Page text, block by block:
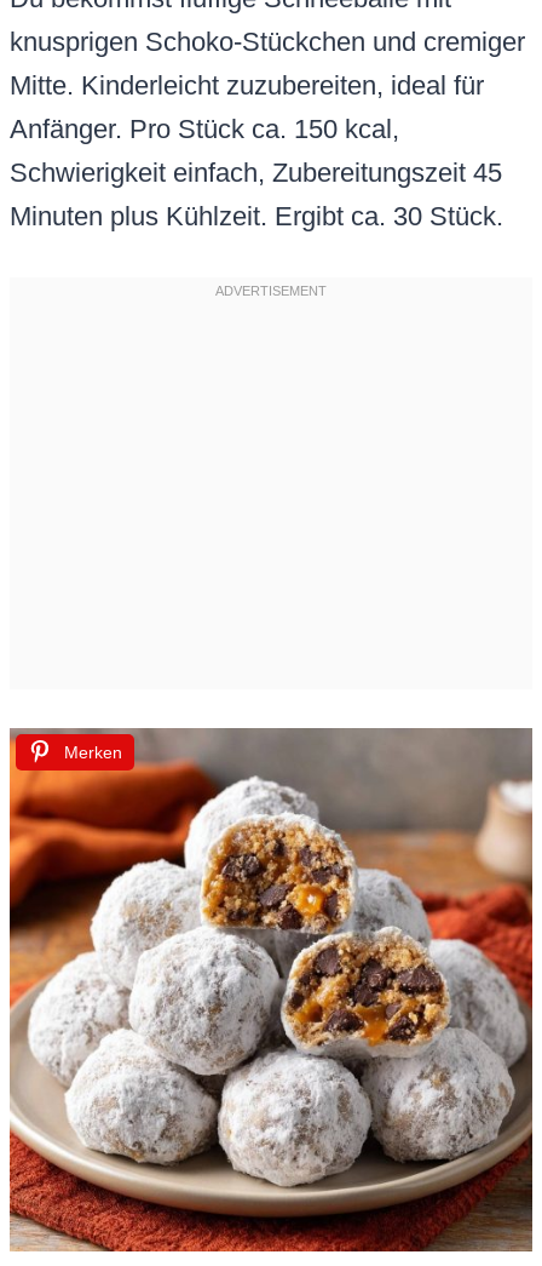
knusprigen Schoko-Stückchen und cremiger
Mitte. Kinderleicht zuzubereiten, ideal für
Anfänger. Pro Stück ca. 150 kcal,
Schwierigkeit einfach, Zubereitungszeit 45
Minuten plus Kühlzeit. Ergibt ca. 30 Stück.
Merken